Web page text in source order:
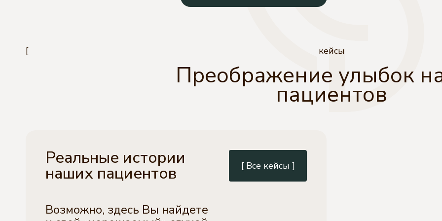
Преображение улыбок
пациентов
[ кейсы
[ Все кейсы ]
Реальные истории
наших пациентов
Возможно, здесь Вы найдете